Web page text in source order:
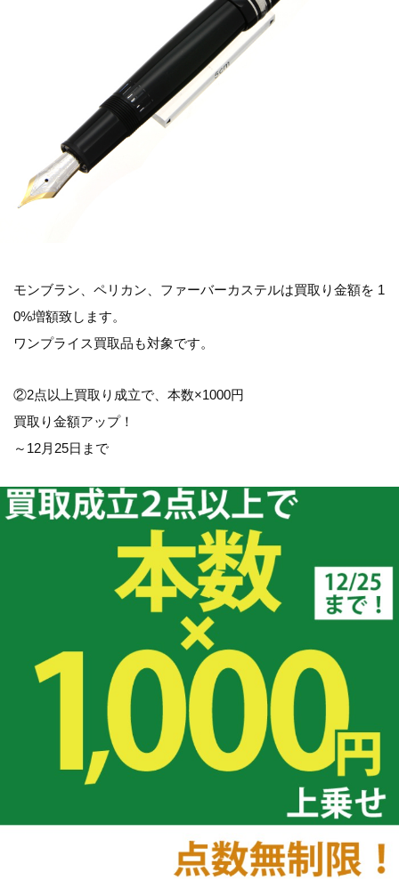
モンブラン、ペリカン、ファーバーカステルは買取り金額を 1
0%増額致します。
ワンプライス買取品も対象です。
②2点以上買取り成立で、本数×1000円
買取り金額アップ！
～12月25日まで